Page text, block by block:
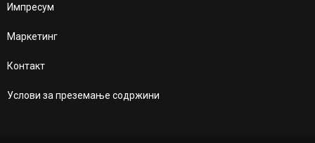
Импресум
Маркетинг
Контакт
Услови за преземање содржини